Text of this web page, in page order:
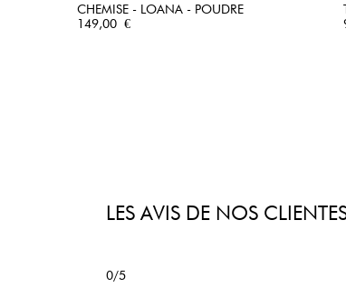
CHEMISE - LOANA - POUDRE
Prix
149,00 €
LES AVIS DE NOS
0/5